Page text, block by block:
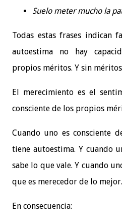
Suelo meter mucho la
Todas estas frases indican
autoestima no hay
propios méritos. Y sin
El merecimiento es el
consciente de los propios
Cuando uno es consciente
tiene autoestima. Y cuando
sabe lo que vale. Y cuando
que es merecedor de lo mejor.
En consecuencia: